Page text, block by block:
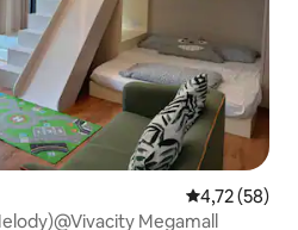
4,72 de uma
4,72 (58)
Megamall